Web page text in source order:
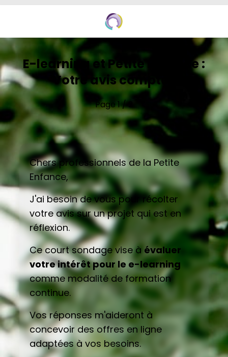
E-learning et Petite Enfance :
Votre avis compte !
Page 1 / 2
Chers professionnels de la Petite
Enfance,
J'ai besoin de vous pour récolter
votre avis sur un projet qui est en
réflexion.
Ce court sondage vise à évaluer
votre intérêt pour le e-learning
comme modalité de formation
continue.
Vos réponses m'aideront à
concevoir des offres en ligne
adaptées à vos besoins.